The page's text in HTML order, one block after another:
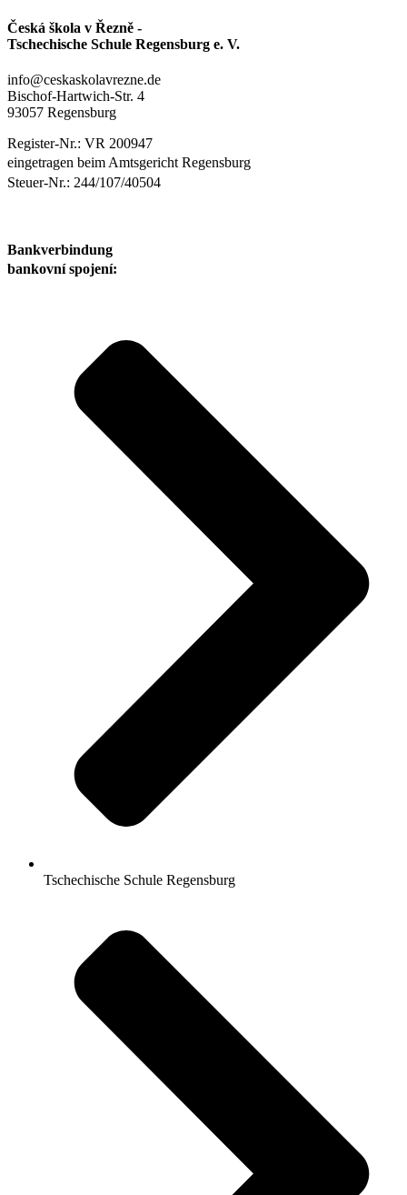
Česká škola v Řezně -
Tschechische Schule Regensburg e. V.
info@ceskaskolavrezne.de
Bischof-Hartwich-Str. 4
93057 Regensburg
Register-Nr.: VR 200947
eingetragen beim Amtsgericht Regensburg
Steuer-Nr.: 244/107/40504
Bankverbindung
bankovní spojení:
Tschechische Schule Regensburg